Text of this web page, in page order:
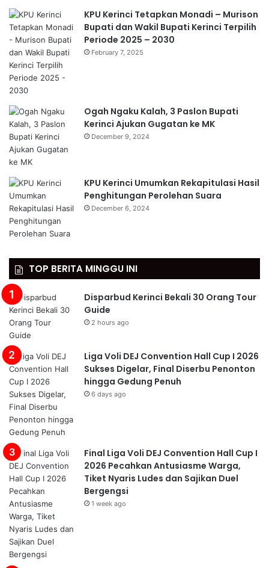
KPU Kerinci Tetapkan Monadi – Murison
Bupati dan Wakil Bupati Kerinci Terpilih
Periode 2025 – 2030
February 7, 2025
Ogah Ngaku Kalah, 3 Paslon Bupati
Kerinci Ajukan Gugatan ke MK
December 9, 2024
KPU Kerinci Umumkan Rekapitulasi Hasil
Penghitungan Perolehan Suara
December 6, 2024
TOP BERITA MINGGU INI
Disparbud Kerinci Bekali 30 Orang Tour
Guide
2 hours ago
Liga Voli DEJ Convention Hall Cup I 2026
Sukses Digelar, Final Diserbu Penonton
hingga Gedung Penuh
6 days ago
Final Liga Voli DEJ Convention Hall Cup I
2026 Pecahkan Antusiasme Warga,
Tiket Nyaris Ludes dan Sajikan Duel
Bergengsi
1 week ago